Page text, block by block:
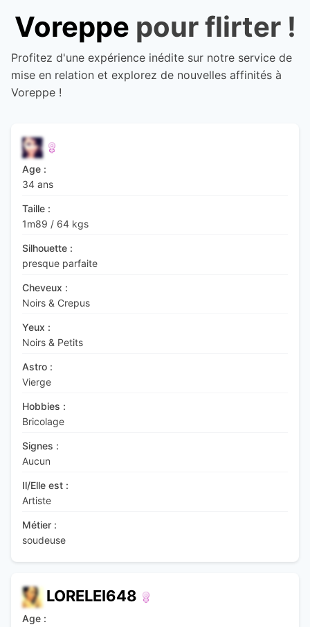
Voreppe pour flirter !
Profitez d'une expérience inédite sur notre service de
mise en relation et explorez de nouvelles affinités à
Voreppe !
Age :
34 ans
Taille :
1m89 / 64 kgs
Silhouette :
presque parfaite
Cheveux :
Noirs & Crepus
Yeux :
Noirs & Petits
Astro :
Vierge
Hobbies :
Bricolage
Signes :
Aucun
Il/Elle est :
Artiste
Métier :
soudeuse
LORELEI648
Age :